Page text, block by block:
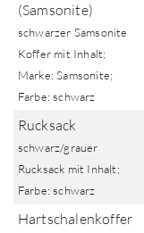
(Samsonite)
schwarzer Samsonite
Koffer mit Inhalt;
Marke: Samsonite;
Farbe: schwarz
Rucksack
schwarz/grauer
Rucksack mit Inhalt;
Farbe: schwarz
Hartschalenkoffer